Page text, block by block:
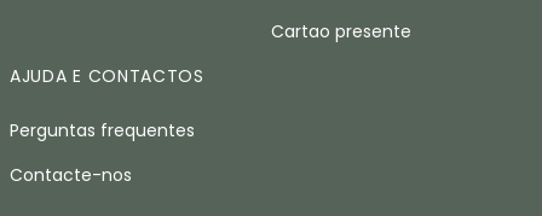
Cartao presente
AJUDA E CONTACTOS
Perguntas frequentes
Contacte-nos